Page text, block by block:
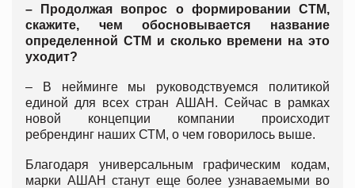
– Продолжая вопрос о формировании СТМ,
скажите, чем обосновывается название
определенной СТМ и сколько времени на это
уходит?
– В нейминге мы руководствуемся политикой
единой для всех стран АШАН. Сейчас в рамках
новой концепции компании происходит
ребрендинг наших СТМ, о чем говорилось выше.
Благодаря универсальным графическим кодам,
марки АШАН станут еще более узнаваемыми во